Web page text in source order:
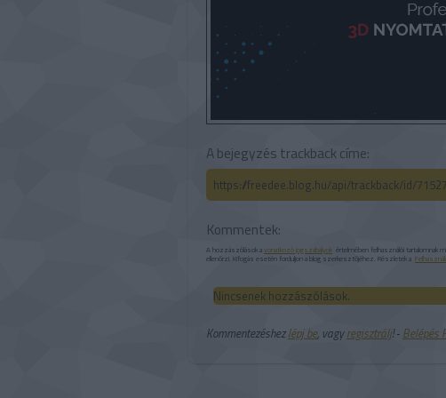
A bejegyzés trackback címe:
https://freedee.blog.hu/api/trackback/id/
Kommentek:
A hozzászólások avonatkozó jogszabályok értelmében felhasználói tartalomnak
ellenőrzi. Kifogás esetén forduljon a blog szerkesztőjéhez. Részletek a
Nincsenek hozzászólások.
Kommentezéshezlépj be, vagyregisztrálj! ‐ Belépés